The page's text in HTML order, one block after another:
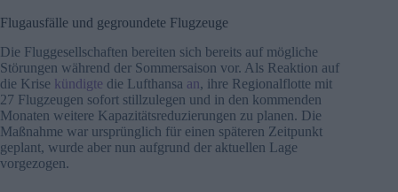
Flugausfälle und gegroundete Flugzeuge
Die Fluggesellschaften bereiten sich bereits auf mögliche
Störungen während der Sommersaison vor. Als Reaktion auf
die Krise kündigte die Lufthansa an, ihre Regionalflotte mit
27 Flugzeugen sofort stillzulegen und in den kommenden
Monaten weitere Kapazitätsreduzierungen zu planen. Die
Maßnahme war ursprünglich für einen späteren Zeitpunkt
geplant, wurde aber nun aufgrund der aktuellen Lage
vorgezogen.